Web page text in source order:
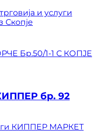
и услуги
Бр.50/1-1 С КОПЈЕ
бр. 92
КИППЕР МАРКЕТ